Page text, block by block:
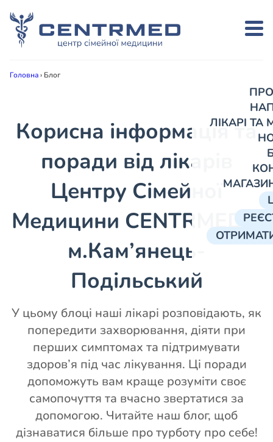
ЛІКАРІ
Головна› Блог
Корисна інформація та
поради від лікарів
Центру Сімейної
Медицини CENTRMED в
м.Кам’янець-
Подільський
У цьому блоці наші лікарі розповідають, як
попередити захворювання, діяти при
перших симптомах та підтримувати
здоров’я під час лікування. Ці поради
допоможуть вам краще розуміти своє
самопочуття та вчасно звертатися за
допомогою. Читайте наш блог, щоб
дізнаватися більше про турботу про себе!